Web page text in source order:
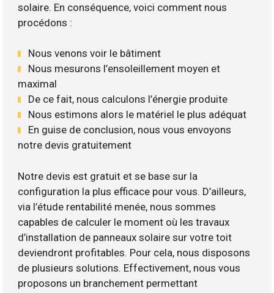
solaire. En conséquence, voici comment nous
procédons :
Nous venons voir le bâtiment
Nous mesurons l’ensoleillement moyen et
maximal
De ce fait, nous calculons l’énergie produite
Nous estimons alors le matériel le plus adéquat
En guise de conclusion, nous vous envoyons
notre devis gratuitement
Notre devis est gratuit et se base sur la
configuration la plus efficace pour vous. D’ailleurs,
via l’étude rentabilité menée, nous sommes
capables de calculer le moment où les travaux
d’installation de panneaux solaire sur votre toit
deviendront profitables. Pour cela, nous disposons
de plusieurs solutions. Effectivement, nous vous
proposons un branchement permettant